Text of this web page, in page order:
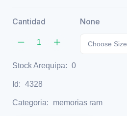
Cantidad None
Choose Size
Stock Arequipa: 0
Id: 4328
Categoria: memorias ram